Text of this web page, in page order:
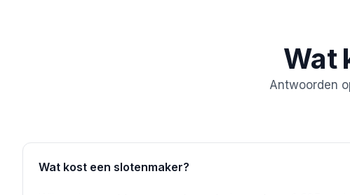
Wat
Antwoorden
Wat kost een slotenmaker?